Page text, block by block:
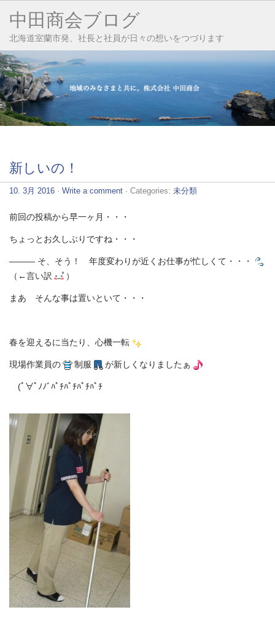
中田商会ブログ
北海道室蘭市発、社長と社員が日々の想いをつづります
新しいの！
10. 3月 2016 · Write a comment · Categories: 未分類
前回の投稿から早一ヶ月・・・
ちょっとお久しぶりですね・・・
――― そ、そう！ 年度変わりが近くお仕事が忙しくて・・・
（←言い訳
）
まあ そんな事は置いといて・・・
春を迎えるに当たり、心機一転
現場作業員の 制服 が新しくなりましたぁ
(ﾟ∀ﾟﾉﾉﾞﾊﾟﾁﾊﾟﾁﾊﾟﾁﾊﾟﾁ